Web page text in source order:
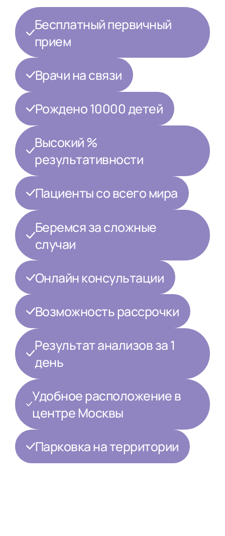
Бесплатный первичный
прием
Врачи на связи
Рождено 10000 детей
Высокий %
результативности
Пациенты со всего мира
Беремся за сложные
случаи
Онлайн консультации
Возможность рассрочки
Результат анализов за 1
день
Удобное расположение в
центре Москвы
Парковка на территории